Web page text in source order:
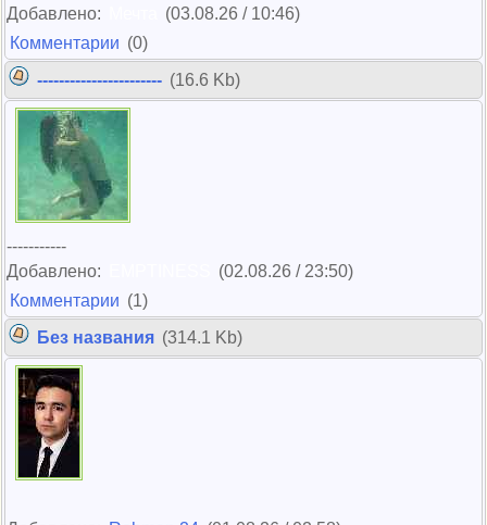
Добавлено:
(03.08.26 / 10:46)
Комментарии (0)
----------------------- (16.6 Kb)
-----------
Добавлено:
(02.08.26 / 23:50)
Комментарии (1)
Без названия (314.1 Kb)